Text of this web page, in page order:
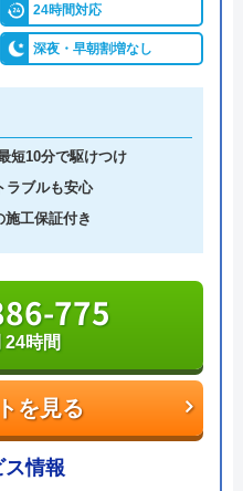
。
の見積もり金額から増
す。
行振込・クレジットカ
るため緊急トラブル時
、24時間電話で相談を
見積依頼をしてみては
を見る
044
24時間
24時間対応
深夜・早朝割増なし
短10分で駆けつけ
ラブルも安心
工保証付き
を見る
775
24時間
情報